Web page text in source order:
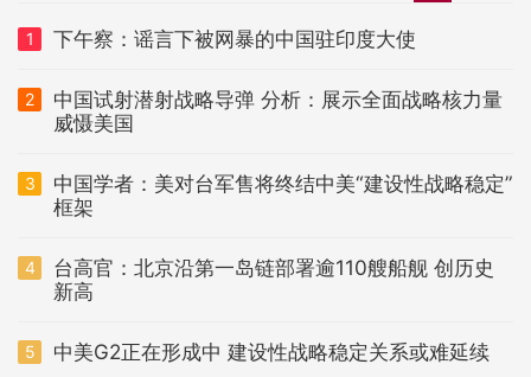
1 下午察：谣言下被网暴的中国驻印度大使
2
中国试射潜射战略导弹 分析：展示全面战略核力量
威慑美国
3
中国学者：美对台军售将终结中美“建设性战略稳定”
框架
4
台高官：北京沿第一岛链部署逾110艘船舰 创历史
新高
5 中美G2正在形成中 建设性战略稳定关系或难延续